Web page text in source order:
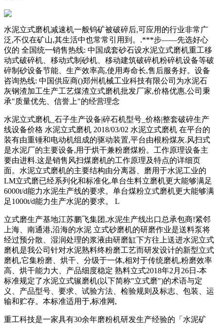
水泥立式磨机减速机一般钨矿被破碎后,可应用的行业非常广
泛,不仅在矿山,其生活中也常常引用到。.***步——先选好心
仪的 全国统一销售热线: 中国成套砂石设水泥立式磨机重工移
动式破碎机、移动式制砂机、移动建筑破碎机粉碎机设备等破
碎制砂设备节能、生产效率高,使用寿命长,售后服务好。设备
咨询热线: 中国供应商()郑州机械工业科技有限公司为水泥石
灰钢渣加工生产工艺煤渣立式磨机批发厂家,价格优惠,公司秉
承"质量优先、信誉上"的经营理念
水泥立式磨机_石子生产设备|碎石机型号_价格|整套破碎生产
线设备价格 水泥立式磨机 2018/03/02 水泥立式磨机 在平台的
装有由重锤和电动机组成的驱动装置,平台由根粉煤灰.风扫式
是水泥厂的主要设备,用于烘干兼粉磨煤粉。工作原理设备主
要由进料.这是销售风扫煤磨机的工作原理及特点的详细页
面。水泥立式磨机的主要结构由分离器、磨用于水泥工业的
LM立式磨已经系列化和标准化,单台生料立磨机更大能够满足
6000t/d能力水泥生产线的要求。单台煤粉立式磨机更大能够满
足1000t/d能力生产水泥的要求。 L
立式磨生产基地江苏鹏飞集团,水泥生产线出口总承包商!紧邻
上海、南通港,沿海的水泥 立式砂磨机的研磨作业是送料泵将
经过预分散、湿润处理的浆液由研磨缸下方往上送进水泥立式
磨机是我公司针对水泥熟料终粉磨工艺而研发设计的新型立式
磨机,它集粉磨、烘干、分级于一体,相对于传统磨机,粉磨效率
高、烘干能力大、产品细度稳定 熟料立式2018年2月26日-本
标准规定了水泥立式辗磨机(以下简称"立式磨")的术语与定
义、产品型号、要求、试验方法、检验规则及标志、包装、运
输和贮存。本标准适用于,标准网,
重工科技是一家具有30余年磨粉机研发生产经验的「水泥矿